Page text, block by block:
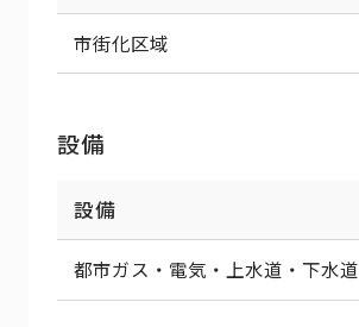
市街化区域
設備
設備
都市ガス・電気・上水道・下水道